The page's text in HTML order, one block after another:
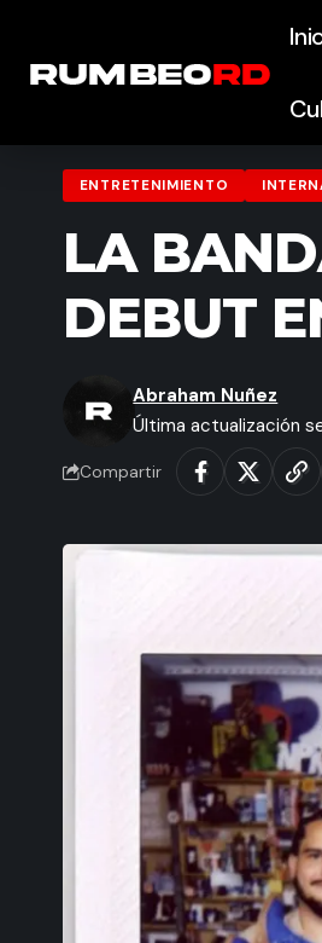
ENTRETENIMIENTO
LA
DEBUT
Última actualización
Abraham Nuñez
Compartir